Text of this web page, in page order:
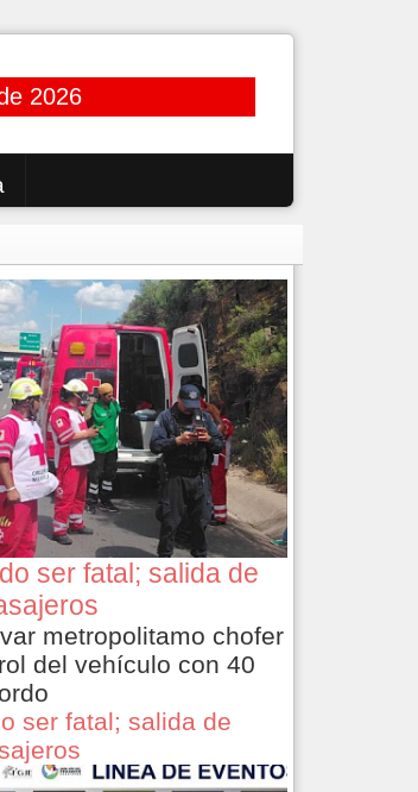
2026
ser fatal; salida de
metropolitamo chofer
del vehículo con 40
ser fatal; salida de